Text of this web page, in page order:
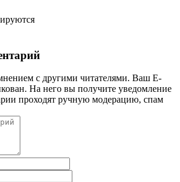
с другими читателями. Ваш E-
На него вы получите уведомление
проходят ручную модерацию, спам